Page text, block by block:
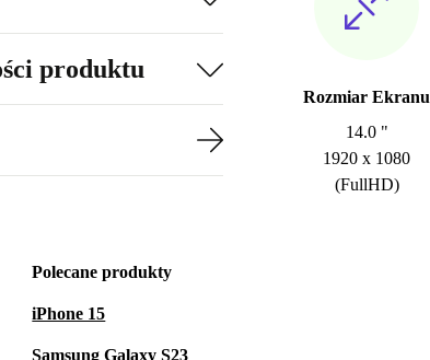
Rozmiar Ekranu
14.0 "
1920 x 1080
(FullHD)
produktu
Polecane produkty
iPhone 15
Samsung Galaxy S23